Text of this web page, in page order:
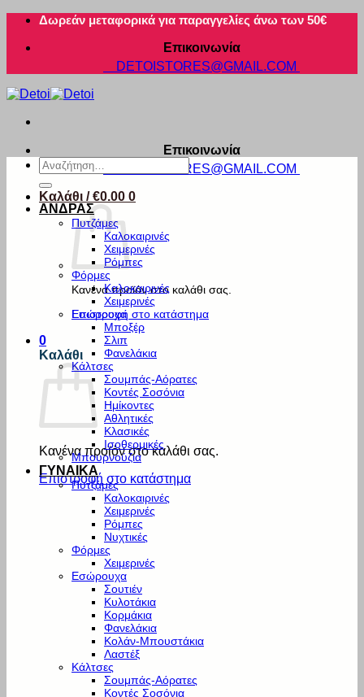
Μετάβαση
περιεχόμενο
Δωρεάν μεταφορικά για παραγγελίες άνω των 50€
Επικοινωνία
DETOISTORES@GMAIL.COM
Επικοινωνία
DETOISTORES@GMAIL.COM
Καλάθι /€0.00 0
Κανένα προϊόν στο καλάθι σας.
Επιστροφή στο κατάστημα
0
Καλάθι
Κανένα προϊόν στο καλάθι σας.
Επιστροφή στο κατάστημα
Αναζήτηση
για:
ΑΝΔΡΑΣ
Πυτζάμες
Καλοκαιρινές
Χειμερινές
Ρόμπες
Φόρμες
Καλοκαιρινές
Χειμερινές
Εσώρουχα
Μποξέρ
Σλιπ
Φανελάκια
Κάλτσες
Σουμπάς-Αόρατες
Κοντές Σοσόνια
Ημίκοντες
Αθλητικές
Κλασικές
Ισοθερμικές
Μπουρνούζια
ΓΥΝΑΙΚΑ
Πυτζάμες
Καλοκαιρινές
Χειμερινές
Ρόμπες
Νυχτικές
Φόρμες
Χειμερινές
Εσώρουχα
Σουτιέν
Κυλοτάκια
Κορμάκια
Φανελάκια
Κολάν-Μπουστάκια
Λαστέξ
Κάλτσες
Σουμπάς-Αόρατες
Κοντές Σοσόνια